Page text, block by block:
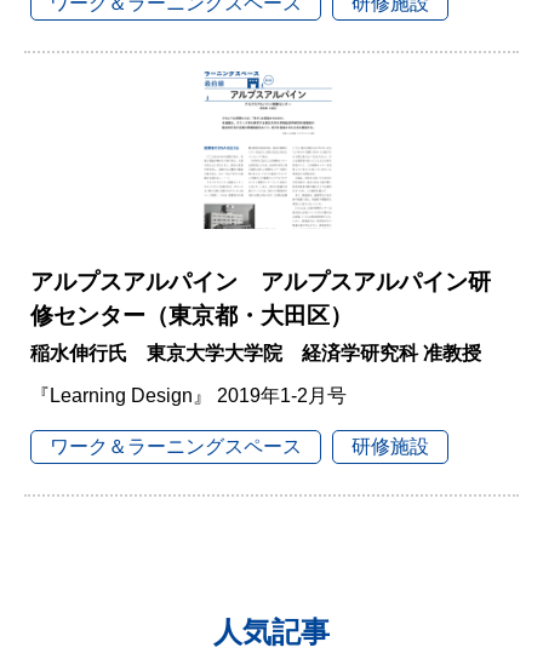
アルプスアルパイン アルプスアルパイン研
修センター（東京都・大田区）
稲水伸行氏 東京大学大学院 経済学研究科 准教授
『Learning Design』 2019年1-2月号
ワーク＆ラーニングスペース 研修施設
人気記事